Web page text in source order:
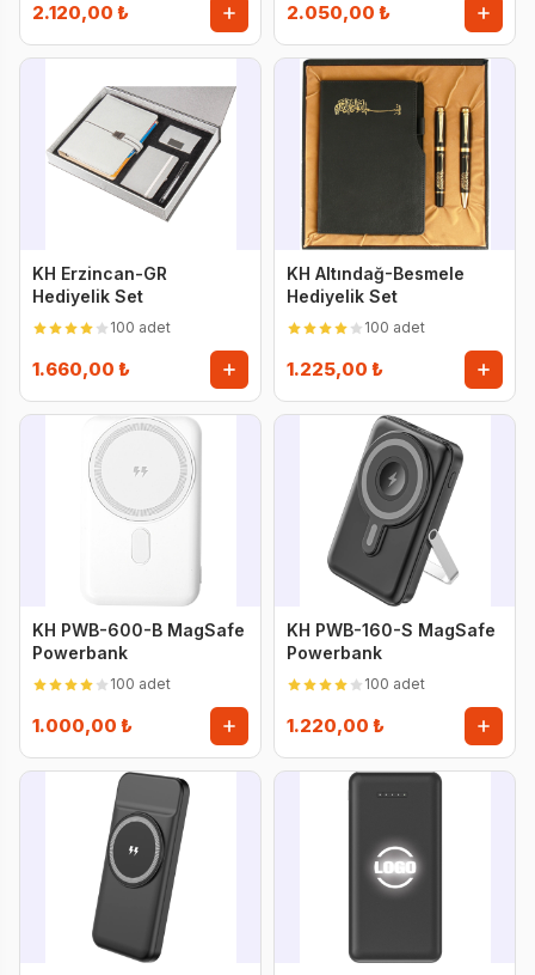
2.120,00 ₺ 2.050,00 ₺
KH Erzincan-GR
Hediyelik Set
100 adet
1.660,00 ₺
KH Altındağ-Besmele
Hediyelik Set
100 adet
1.225,00 ₺
KH PWB-600-B MagSafe
Powerbank
100 adet
1.000,00 ₺
KH PWB-160-S MagSafe
Powerbank
100 adet
1.220,00 ₺